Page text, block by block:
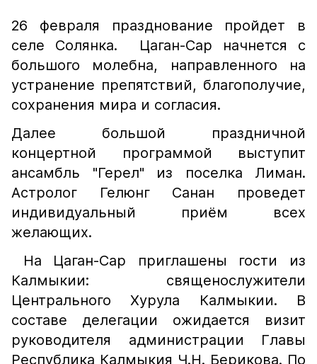
26 февраля празднование пройдет в
селе Солянка. Цаган-Сар начнется с
большого молебна, направленного на
устранение препятствий, благополучие,
сохранения мира и согласия.
Далее большой праздничной
концертной программой выступит
ансамбль "Герел" из поселка Лиман.
Астролог Гелюнг Санан проведет
индивидуальный приём всех
желающих.
На Цаган-Сар приглашены гости из
Калмыкии: священослужители
Центрального Хурула Калмыкии. В
составе делегации ожидается визит
руководителя администрации Главы
Республика Калмыкия Ч.Н. Берикова. По